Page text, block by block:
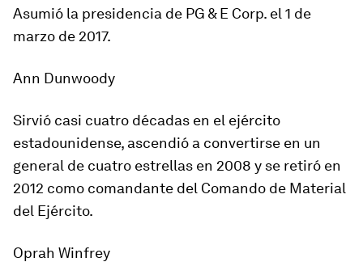
Asumió la presidencia de PG & E Corp. el 1 de
marzo de 2017.
Ann Dunwoody
Sirvió casi cuatro décadas en el ejército
estadounidense, ascendió a convertirse en un
general de cuatro estrellas en 2008 y se retiró en
2012 como comandante del Comando de Material
del Ejército.
Oprah Winfrey